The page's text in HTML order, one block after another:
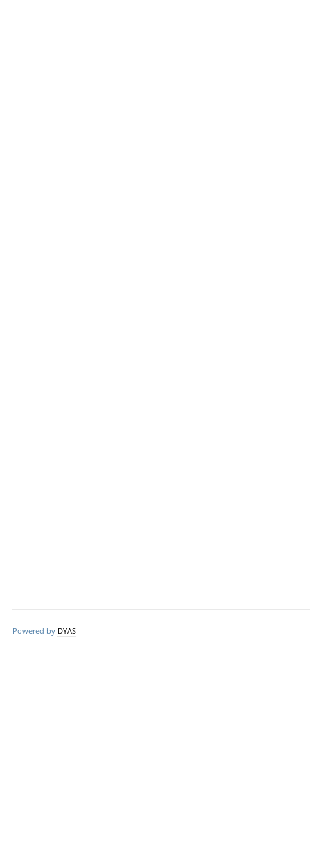
Powered by DYAS